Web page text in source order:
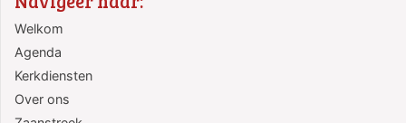
Welkom
Agenda
Kerkdiensten
Over ons